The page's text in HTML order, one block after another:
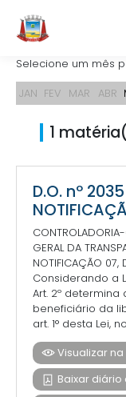
Selecione um mês
JAN FEV MAR ABR
1
D.O. nº
GERAL DA
NOTIFICAÇÃO 07,
Considerando a
Art. 2º determina
beneficiário da
art. 1° desta Lei,
Visualizar
Baixar